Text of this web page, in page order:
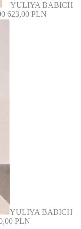
YULIYA BABICH
623,00 PLN
YULIYA BABICH
PLN